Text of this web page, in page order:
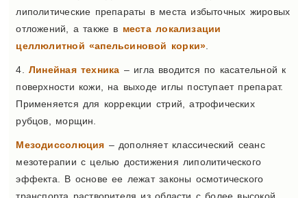
липолитические препараты в места избыточных жировых
отложений, а также в места локализации
целлюлитной «апельсиновой корки».
4.Линейная техника – игла вводится по касательной к
поверхности кожи, на выходе иглы поступает препарат.
Применяется для коррекции стрий, атрофических
рубцов, морщин.
Мезодиссолюция – дополняет классический сеанс
мезотерапии с целью достижения липолитического
эффекта. В основе ее лежат законы осмотического